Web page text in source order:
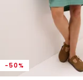
-50%